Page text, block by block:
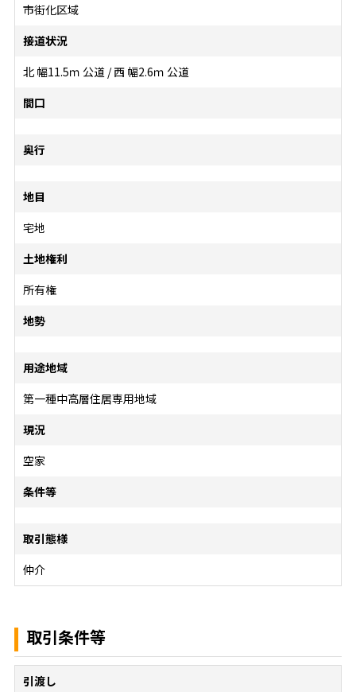
市街化区域
接道状況
北 幅11.5ｍ 公道 / 西 幅2.6ｍ 公道
間口
奥行
地目
宅地
土地権利
所有権
地勢
用途地域
第一種中高層住居専用地域
現況
空家
条件等
取引態様
仲介
取引条件等
引渡し